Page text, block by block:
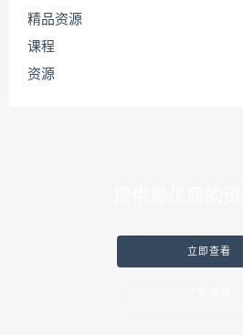
精品资源
课程
资源
立即查看